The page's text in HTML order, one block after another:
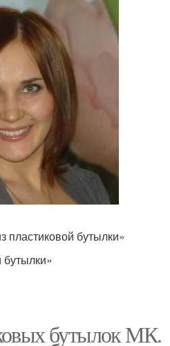
пластиковой бутылки»
бутылок МК.